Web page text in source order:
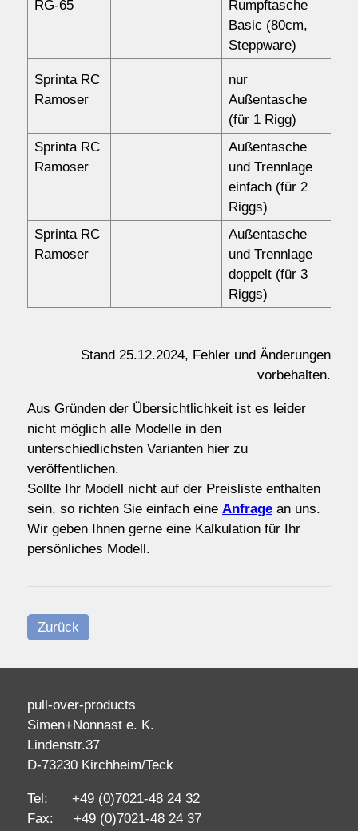
RG-65
Rumpftasche
Basic (80cm,
Steppware)
Sprinta RC
Ramoser
nur
Außentasche
(für 1 Rigg)
Sprinta RC
Ramoser
Außentasche
und Trennlage
einfach (für 2
Riggs)
Sprinta RC
Ramoser
Außentasche
und Trennlage
doppelt (für 3
Riggs)
Stand 25.12.2024, Fehler und Änderungen
vorbehalten.
Aus Gründen der Übersichtlichkeit ist es leider
nicht möglich alle Modelle in den
unterschiedlichsten Varianten hier zu
veröffentlichen.
Sollte Ihr Modell nicht auf der Preisliste enthalten
sein, so richten Sie einfach eine Anfrage an uns.
Wir geben Ihnen gerne eine Kalkulation für Ihr
persönliches Modell.
Zurück
pull-over-products
Simen+Nonnast e. K.
Lindenstr.37
D-73230 Kirchheim/Teck
Tel: +49 (0)7021-48 24 32
Fax: +49 (0)7021-48 24 37